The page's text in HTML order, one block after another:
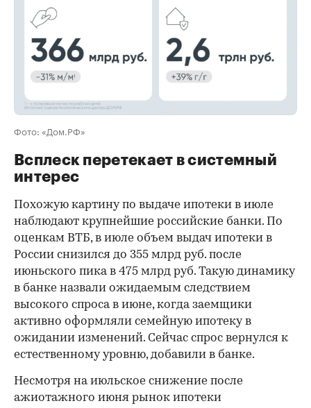
Фото: «Дом.РФ»
Всплеск перетекает в системный
интерес
Похожую картину по выдаче ипотеки в июле
наблюдают крупнейшие российские банки. По
оценкам ВТБ, в июле объем выдач ипотеки в
России снизился до 355 млрд руб. после
июньского пика в 475 млрд руб. Такую динамику
в банке назвали ожидаемым следствием
высокого спроса в июне, когда заемщики
активно оформляли семейную ипотеку в
ожидании изменений. Сейчас спрос вернулся к
естественному уровню, добавили в банке.
Несмотря на июльское снижение после
ажиотажного июня рынок ипотеки